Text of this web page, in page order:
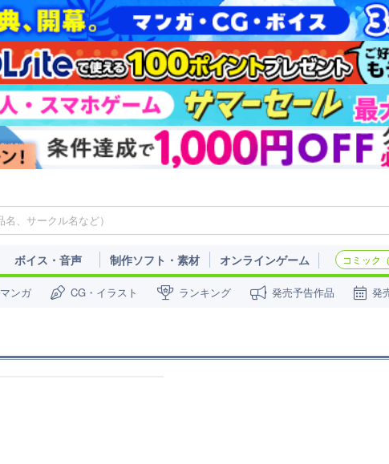
ボイス・音声 制作ソフト・素材 オンラインゲーム コミック
マンガ CG・イラスト ランキング 発売予告作品 発